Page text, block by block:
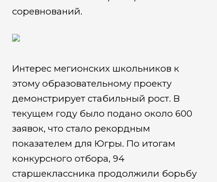
соревнований.
Интерес мегионских школьников к
этому образовательному проекту
демонстрирует стабильный рост. В
текущем году было подано около 600
заявок, что стало рекордным
показателем для Югры. По итогам
конкурсного отбора, 94
старшеклассника продолжили борьбу